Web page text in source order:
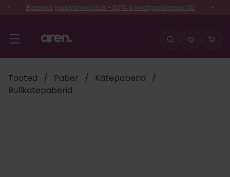
Liigu
juurde
Beaveri juuksehooldus -30% koodiga beaver30
Tooted / Paber / Kätepaberid
/
Rullkätepaberid